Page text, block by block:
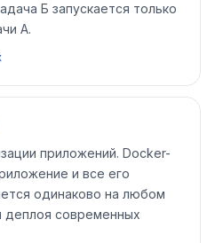
Б запускается только
А.
приложений. Docker-
и все его
одинаково на любом
деплоя современных